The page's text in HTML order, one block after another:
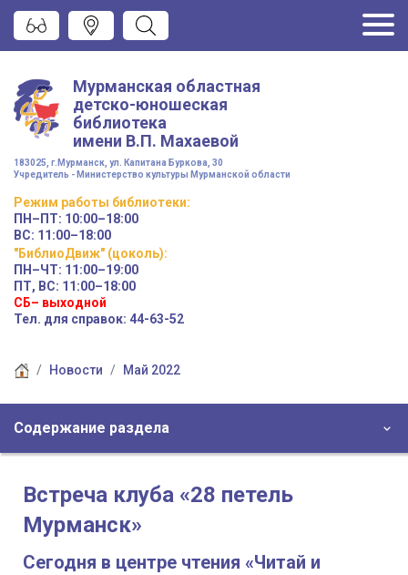
Мурманская областная
детско-юношеская
библиотека
имени В.П. Махаевой
183025, г.Мурманск, ул. Капитана Буркова, 30
Учредитель - Министерство культуры Мурманской области
Режим работы библиотеки:
ПН–ПТ: 10:00–18:00
ВС: 11:00–18:00
"БиблиоДвиж" (цоколь):
ПН–ЧТ: 11:00–19:00
ПТ, ВС: 11:00–18:00
СБ– выходной
Тел. для справок: 44-63-52
Новости Май 2022
Содержание раздела
Встреча клуба «28 петель
Мурманск»
Сегодня в центре чтения «Читай и